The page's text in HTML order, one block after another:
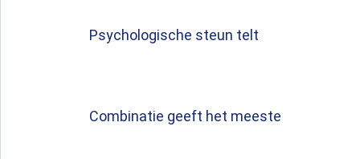
Psychologische steun telt
Combinatie geeft het meeste